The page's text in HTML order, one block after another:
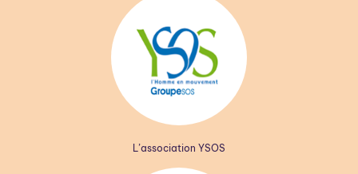
L’association YSOS